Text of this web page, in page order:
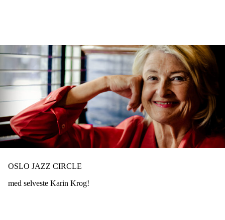
OSLO JAZZ CIRCLE
med selveste Karin Krog!